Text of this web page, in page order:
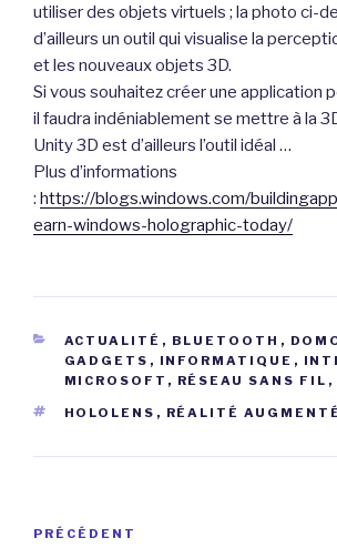
utiliser des objets virtuels ; la photo ci-
d’ailleurs un outil qui visualise la
et les nouveaux objets 3D.
Si vous souhaitez créer une application
il faudra indéniablement se mettre à la
Unity 3D est d’ailleurs l’outil idéal …
Plus d’informations
: https://blogs.windows.com/
earn-windows-holographic-today/
CATÉGORIES
ACTUALITÉ , BLUETOOTH ,
GADGETS , INFORMATIQUE ,
MICROSOFT , RÉSEAU SANS FIL ,
ÉTIQUETTES
HOLOLENS , RÉALITÉ
Navigation
Article
PRÉCÉDENT